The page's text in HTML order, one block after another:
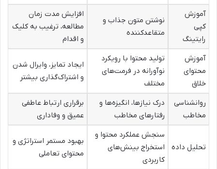
آموزش
کپی
رایتینگ
نوشتن متون جذاب و
متقاعدکننده
افزایش مدت زمان
مطالعه، ترغیب به کلیک
و اقدام
آموزش
محتوای
خلاق
تولید محتوا با رویکرد
نوآورانه در فرمت‌های
مختلف
ایجاد تمایز، وایرال شدن
و اشتراک‌گذاری بیشتر
روانشناسی
مخاطب
درک نیازها، انگیزه‌ها و
رفتارهای مخاطب
برقراری ارتباط عاطفی
عمیق و وفاداری
تحلیل داده
سنجش عملکرد محتوا و
استخراج بینش‌های
کاربردی
بهبود مستمر استراتژی و
محتوای تعاملی